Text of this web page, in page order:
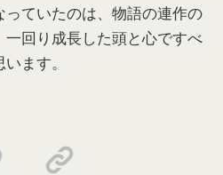
ていたのは、物語の連作の
回り成長した頭と心ですべ
ます。